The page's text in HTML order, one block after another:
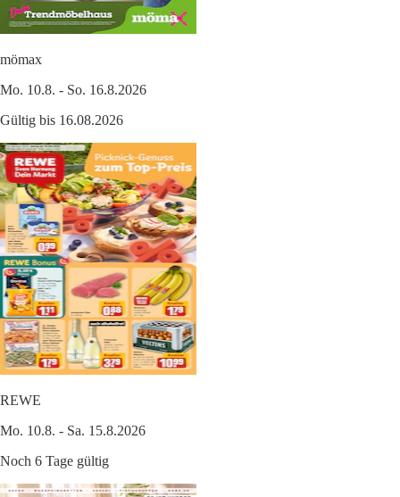
mömax
Mo. 10.8. - So. 16.8.2026
Gültig bis 16.08.2026
REWE
Mo. 10.8. - Sa. 15.8.2026
Noch 6 Tage gültig